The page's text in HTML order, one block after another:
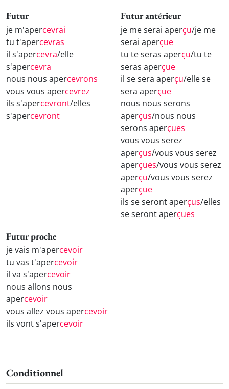
Futur
je m'apercevrai
tu t'apercevras
il s'apercevra/elle
s'apercevra
nous nous apercevrons
vous vous apercevrez
ils s'apercevront/elles
s'apercevront
Futur antérieur
je me serai aperçu/je me
serai aperçue
tu te seras aperçu/tu te
seras aperçue
il se sera aperçu/elle se
sera aperçue
nous nous serons
aperçus/nous nous
serons aperçues
vous vous serez
aperçus/vous vous serez
aperçues/vous vous serez
aperçu/vous vous serez
aperçue
ils se seront aperçus/elles
se seront aperçues
Futur proche
je vais m'apercevoir
tu vas t'apercevoir
il va s'apercevoir
nous allons nous
apercevoir
vous allez vous apercevoir
ils vont s'apercevoir
Conditionnel